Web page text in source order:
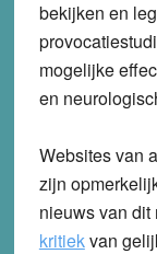
bekijken en
mogelijke
en
Websites van
zijn
nieuws van dit
kritiekvan